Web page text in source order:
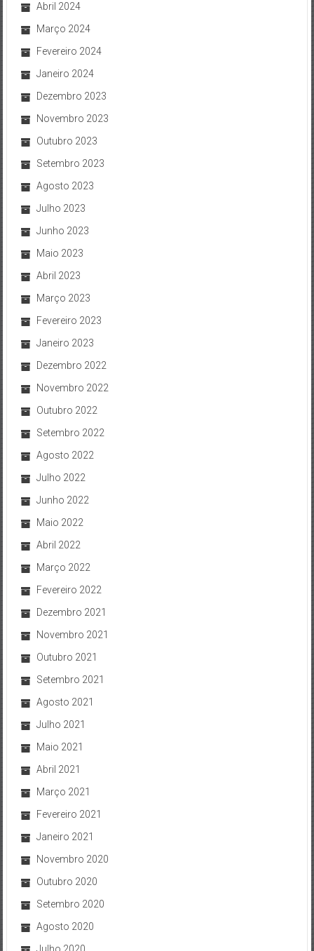
Abril 2024
Março 2024
Fevereiro 2024
Janeiro 2024
Dezembro 2023
Novembro 2023
Outubro 2023
Setembro 2023
Agosto 2023
Julho 2023
Junho 2023
Maio 2023
Abril 2023
Março 2023
Fevereiro 2023
Janeiro 2023
Dezembro 2022
Novembro 2022
Outubro 2022
Setembro 2022
Agosto 2022
Julho 2022
Junho 2022
Maio 2022
Abril 2022
Março 2022
Fevereiro 2022
Dezembro 2021
Novembro 2021
Outubro 2021
Setembro 2021
Agosto 2021
Julho 2021
Maio 2021
Abril 2021
Março 2021
Fevereiro 2021
Janeiro 2021
Novembro 2020
Outubro 2020
Setembro 2020
Agosto 2020